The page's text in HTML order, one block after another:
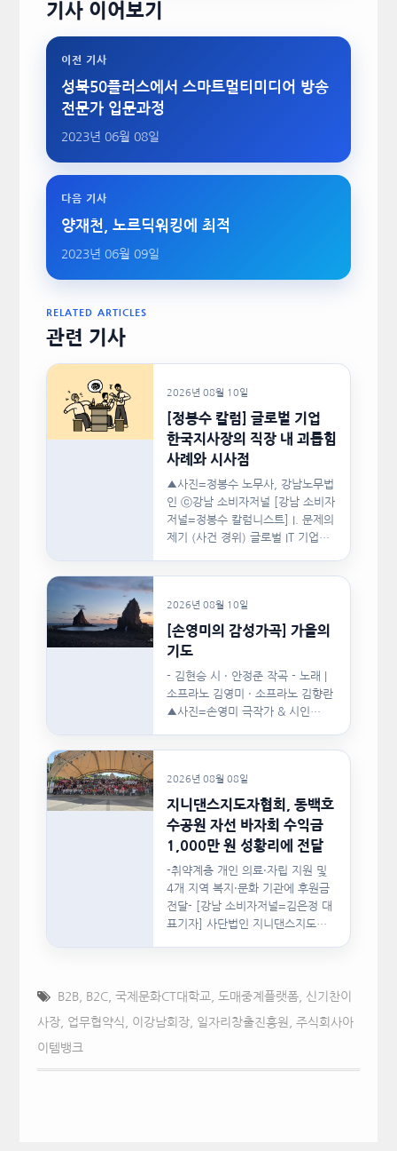
기사 이어보기
이전 기사
성북50플러스에서 스마트멀티미디어 방송
전문가 입문과정
2023년 06월 08일
다음 기사
양재천, 노르딕워킹에 최적
2023년 06월 09일
RELATED ARTICLES
관련 기사
2026년 08월 10일
[정봉수 칼럼] 글로벌 기업
한국지사장의 직장 내 괴롭힘
사례와 시사점
▲사진=정봉수 노무사, 강남노무법
인 ⓒ강남 소비자저널 [강남 소비자
저널=정봉수 칼럼니스트] I. 문제의
제기 (사건 경위) 글로벌 IT 기업의
2026년 08월 10일
[손영미의 감성가곡] 가을의
기도
- 김현승 시 · 안정준 작곡 - 노래 |
소프라노 김영미 · 소프라노 김향란
▲사진=손영미 극작가 & 시인…
2026년 08월 08일
지니댄스지도자협회, 동백호
수공원 자선 바자회 수익금
1,000만 원 성황리에 전달
-취약계층 개인 의료·자립 지원 및
4개 지역 복지·문화 기관에 후원금
전달- [강남 소비자저널=김은정 대
표기자] 사단법인 지니댄스지도자
B2B, B2C, 국제문화CT대학교, 도매중계플랫폼, 신기찬이
사장, 업무협약식 이강남회장, 일자리창출진흥원 주식회사아
이템뱅크